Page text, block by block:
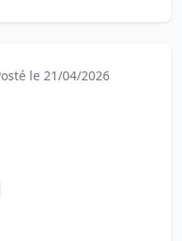
le 21/04/2026